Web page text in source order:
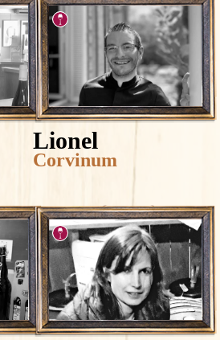
Lionel
Corvinum